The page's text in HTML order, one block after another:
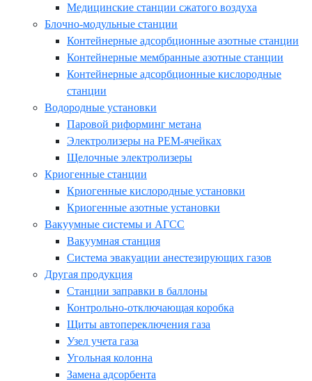
Медицинские станции сжатого воздуха
Блочно-модульные станции
Контейнерные адсорбционные азотные станции
Контейнерные мембранные азотные станции
Контейнерные адсорбционные кислородные
станции
Водородные установки
Паровой риформинг метана
Электролизеры на PEM-ячейках
Щелочные электролизеры
Криогенные станции
Криогенные кислородные установки
Криогенные азотные установки
Вакуумные системы и АГСС
Вакуумная станция
Система эвакуации анестезирующих газов
Другая продукция
Станции заправки в баллоны
Контрольно-отключающая коробка
Щиты автопереключения газа
Узел учета газа
Угольная колонна
Замена адсорбента